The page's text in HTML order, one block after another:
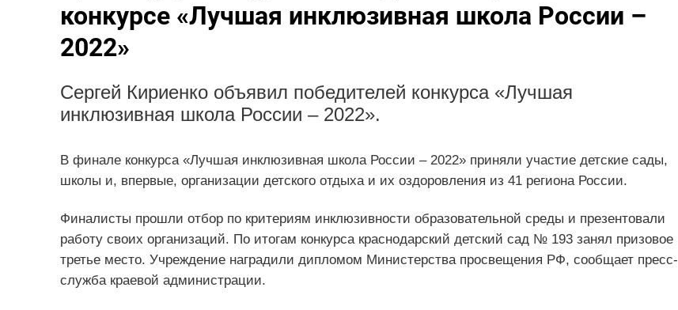
конкурсе «Лучшая инклюзивная школа России –
2022»
Сергей Кириенко объявил победителей конкурса «Лучшая
инклюзивная школа России – 2022».
В финале конкурса «Лучшая инклюзивная школа России – 2022» приняли участие детские сады,
школы и, впервые, организации детского отдыха и их оздоровления из 41 региона России.
Финалисты прошли отбор по критериям инклюзивности образовательной среды и презентовали
работу своих организаций. По итогам конкурса краснодарский детский сад № 193 занял призовое
третье место. Учреждение наградили дипломом Министерства просвещения РФ, сообщает пресс-
служба краевой администрации.